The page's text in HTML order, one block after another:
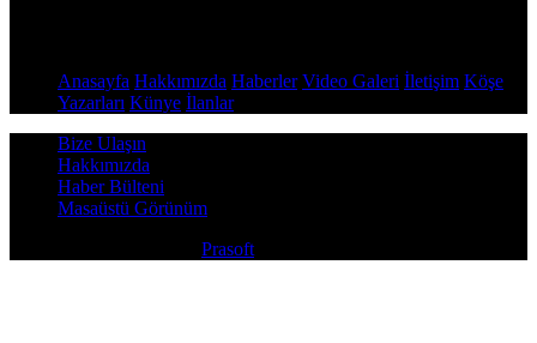
Anasayfa Hakkımızda Haberler Video Galeri İletişim Köşe
Yazarları Künye İlanlar
Bize Ulaşın
Hakkımızda
Haber Bülteni
Masaüstü Görünüm
Prasoft